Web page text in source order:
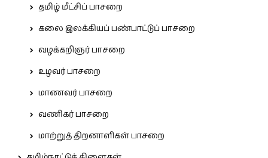
தமிழ் மீட்சிப் பாசறை
கலை இலக்கியப் பண்பாட்டுப் பாசறை
வழக்கறிஞர் பாசறை
உழவர் பாசறை
மாணவர் பாசறை
வணிகர் பாசறை
மாற்றுத் திறனாளிகள் பாசறை